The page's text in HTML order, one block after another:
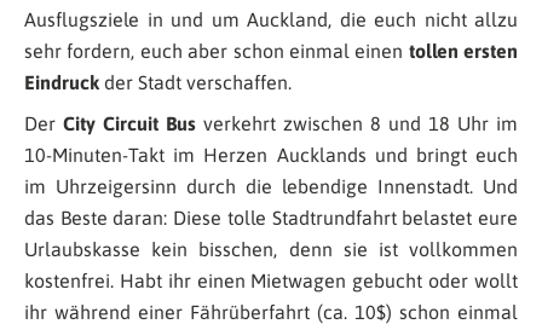
Ausflugsziele in und um Auckland, die euch nicht allzu
sehr fordern, euch aber schon einmal einen tollen ersten
Eindruck der Stadt verschaffen.
Der City Circuit Bus verkehrt zwischen 8 und 18 Uhr im
10-Minuten-Takt im Herzen Aucklands und bringt euch
im Uhrzeigersinn durch die lebendige Innenstadt. Und
das Beste daran: Diese tolle Stadtrundfahrt belastet eure
Urlaubskasse kein bisschen, denn sie ist vollkommen
kostenfrei. Habt ihr einen Mietwagen gebucht oder wollt
ihr während einer Fährüberfahrt (ca. 10$) schon einmal